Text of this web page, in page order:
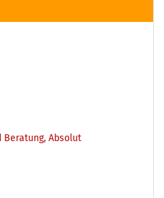
Beratung, Absolut